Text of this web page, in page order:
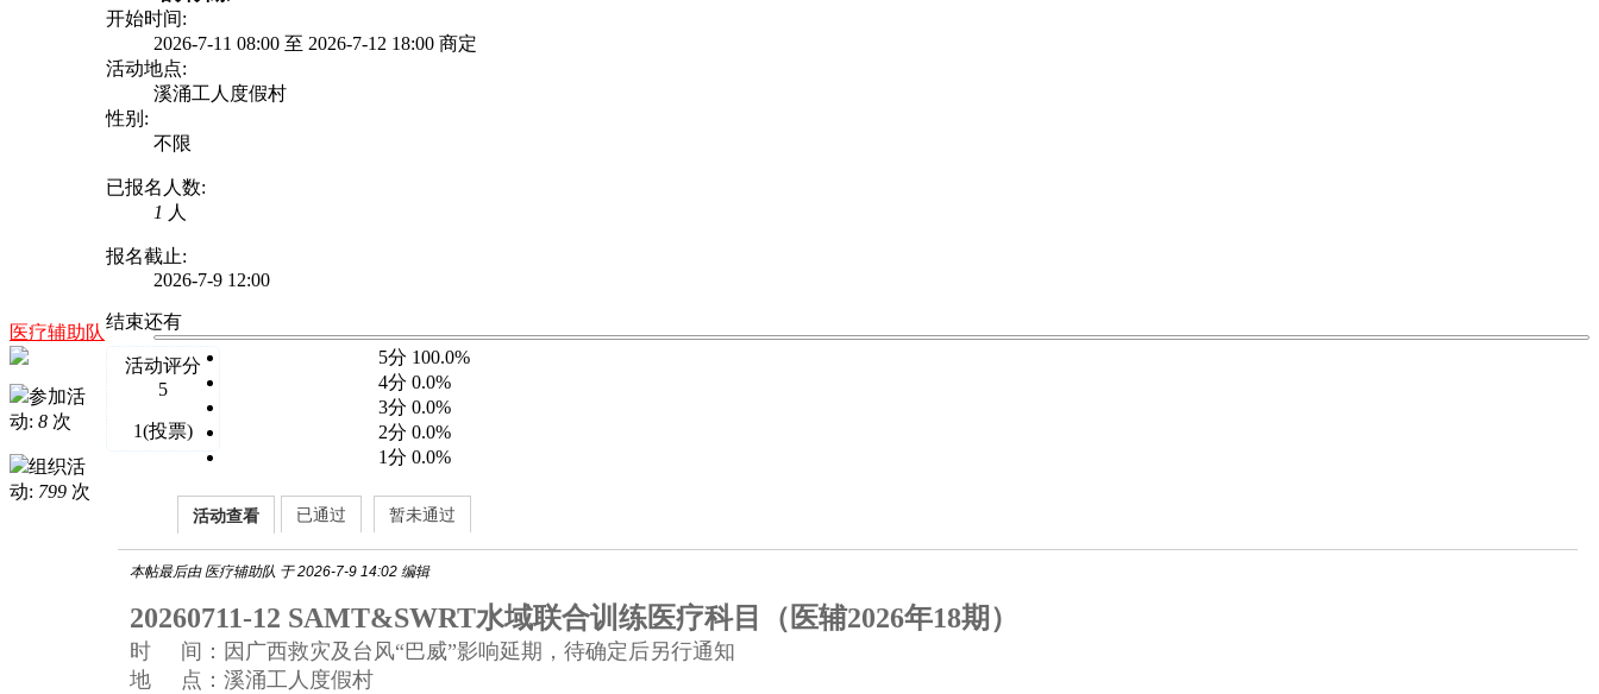
医疗辅助队
参加活
动: 8 次
组织活
动: 799 次
开始时间:
2026-7-11 08:00 至 2026-7-12 18:00 商定
活动地点:
溪涌工人度假村
性别:
不限
已报名人数:
1 人
报名截止:
2026-7-9 12:00
结束还有
活动评分
5
1(投票)
5分 100.0%
4分 0.0%
3分 0.0%
2分 0.0%
1分 0.0%
活动查看 已通过 暂未通过
本帖最后由 医疗辅助队 于 2026-7-9 14:02 编辑
20260711-12 SAMT&SWRT水域联合训练医疗科目 （医辅2026年18期）
时
间：因广西救灾及台风“巴威”影响延期，待确定后另行通知
地
点： 溪涌工人度假村